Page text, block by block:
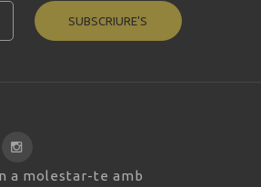
SUBSCRIURE'S
a molestar-te amb